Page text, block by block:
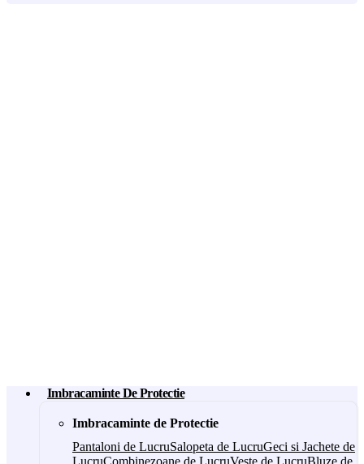
Imbracaminte De Protectie
Imbracaminte de Protectie
Pantaloni de LucruSalopeta de LucruGeci si Jachete de
LucruCombinezoane de LucruVeste de LucruBluze de